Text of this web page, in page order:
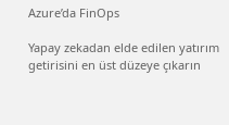
Azure’da FinOps
Yapay zekadan elde edilen yatırım
getirisini en üst düzeye çıkarın